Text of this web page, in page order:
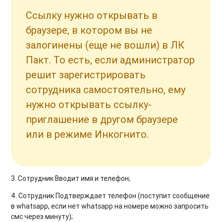
Ссылку нужно открывать в
браузере, в котором вы не
залогинены (еще не вошли) в ЛК
Пакт. То есть, если администратор
решит зарегистрировать
сотрудника самостоятельно, ему
нужно открывать ссылку-
приглашение в другом браузере
или в режиме Инкогнито.
3. Сотрудник Вводит имя и телефон;
4. Сотрудник Подтверждает телефон (поступит сообщение
в whatsapp, если нет whatsapp на номере можно запросить
смс через минуту);